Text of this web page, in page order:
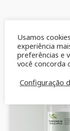
Produtos
Usamos
experiência
preferências e
você concorda
Configuração